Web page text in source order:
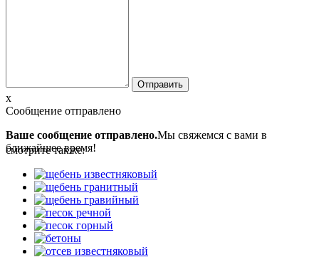
x
Сообщение отправлено
Ваше сообщение отправлено.Мы свяжемся с вами в
ближайшее время!
смотрите также: